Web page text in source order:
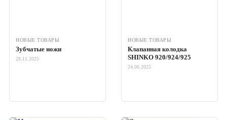
НОВЫЕ ТОВАРЫ
Зубчатые ножи
28.11.2025
НОВЫЕ ТОВАРЫ
Клапанная колодка
SHINKO 920/924/925
24.06.2025